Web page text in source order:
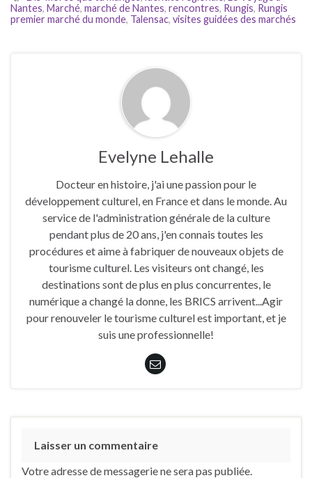
Nantes, Marché, marché de Nantes, rencontres, Rungis, Rungis
premier marché du monde, Talensac, visites guidées des marchés
Evelyne Lehalle
Docteur en histoire, j'ai une passion pour le
développement culturel, en France et dans le monde. Au
service de l'administration générale de la culture
pendant plus de 20 ans, j'en connais toutes les
procédures et aime à fabriquer de nouveaux objets de
tourisme culturel. Les visiteurs ont changé, les
destinations sont de plus en plus concurrentes, le
numérique a changé la donne, les BRICS arrivent...Agir
pour renouveler le tourisme culturel est important, et je
suis une professionnelle!
Laisser un commentaire
Votre adresse de messagerie ne sera pas publiée.